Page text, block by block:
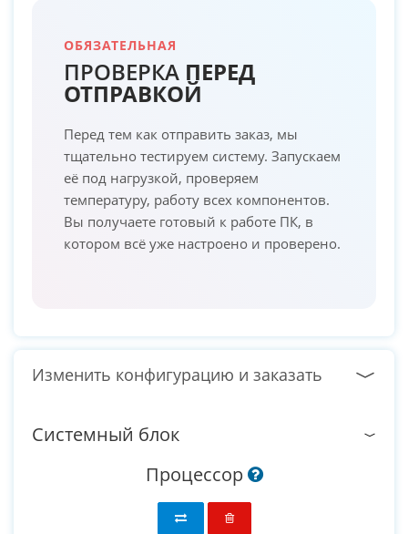
ОБЯЗАТЕЛЬНАЯ
ПРОВЕРКА ПЕРЕД
ОТПРАВКОЙ
Перед тем как отправить заказ, мы
тщательно тестируем систему. Запускаем
её под нагрузкой, проверяем
температуру, работу всех компонентов.
Вы получаете готовый к работе ПК, в
котором всё уже настроено и проверено.
Изменить конфигурацию и заказать
Системный блок
Процессор